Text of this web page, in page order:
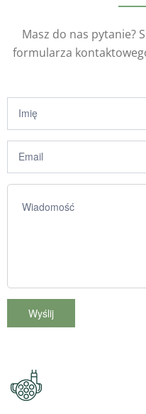
Masz do nas pytanie?
formularza